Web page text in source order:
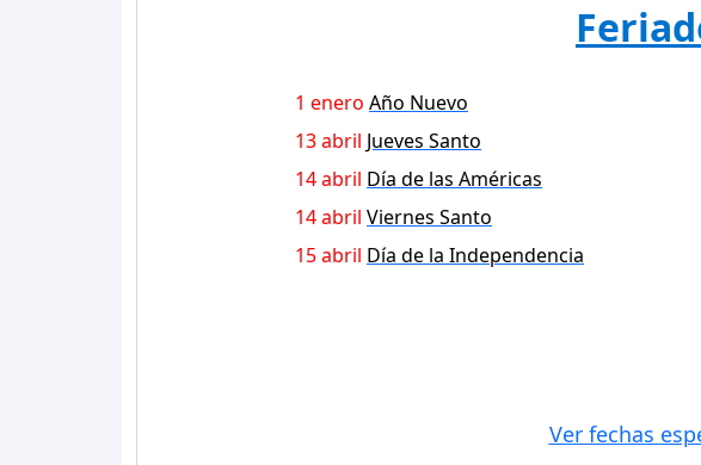
1 enero Año Nuevo
13 abril Jueves Santo
14 abril Día de las Américas
14 abril Viernes Santo
15 abril Día de la Independencia
Ver fechas